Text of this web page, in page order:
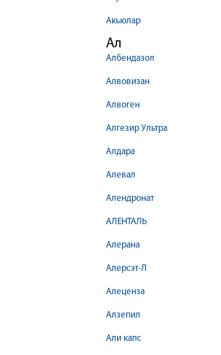
Акьюлар
Ал
Албендазол
Алвовизан
Алвоген
Алгезир Ультра
Алдара
Алевал
Алендронат
АЛЕНТАЛЬ
Алерана
Алерсэт-Л
Алеценза
Алзепил
Али капс